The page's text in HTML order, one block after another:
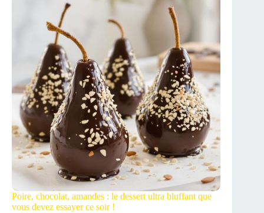
Poire, chocolat, amandes : le dessert ultra bluffant que
vous devez essayer ce soir !